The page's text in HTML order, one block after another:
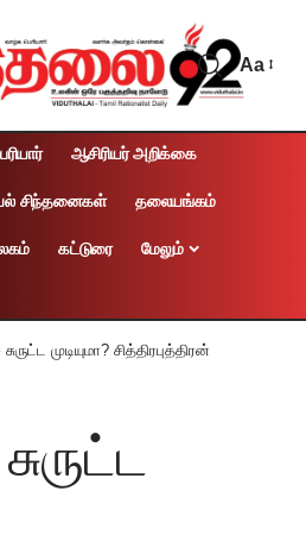
Aa
ஆசிரியர் அறிக்கை
சிந்தனைகள் தலையங்கம்
கட்டுரை மேலும்
முடியுமா? சித்திரபுத்திரன்